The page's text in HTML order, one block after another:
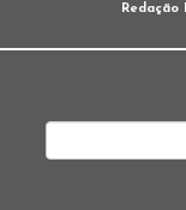
Redação